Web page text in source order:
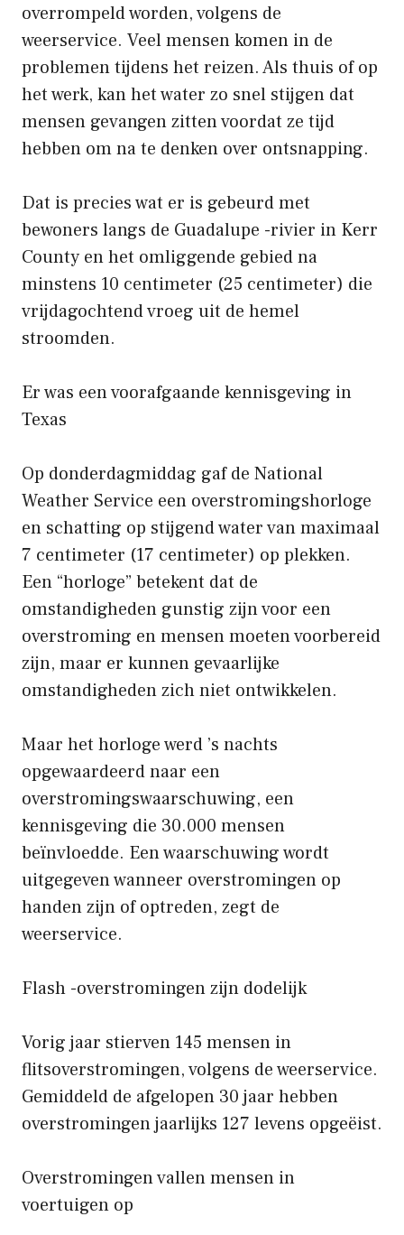
overrompeld worden, volgens de
weerservice. Veel mensen komen in de
problemen tijdens het reizen. Als thuis of op
het werk, kan het water zo snel stijgen dat
mensen gevangen zitten voordat ze tijd
hebben om na te denken over ontsnapping.
Dat is precies wat er is gebeurd met
bewoners langs de Guadalupe -rivier in Kerr
County en het omliggende gebied na
minstens 10 centimeter (25 centimeter) die
vrijdagochtend vroeg uit de hemel
stroomden.
Er was een voorafgaande kennisgeving in
Texas
Op donderdagmiddag gaf de National
Weather Service een overstromingshorloge
en schatting op stijgend water van maximaal
7 centimeter (17 centimeter) op plekken.
Een “horloge” betekent dat de
omstandigheden gunstig zijn voor een
overstroming en mensen moeten voorbereid
zijn, maar er kunnen gevaarlijke
omstandigheden zich niet ontwikkelen.
Maar het horloge werd ’s nachts
opgewaardeerd naar een
overstromingswaarschuwing, een
kennisgeving die 30.000 mensen
beïnvloedde. Een waarschuwing wordt
uitgegeven wanneer overstromingen op
handen zijn of optreden, zegt de
weerservice.
Flash -overstromingen zijn dodelijk
Vorig jaar stierven 145 mensen in
flitsoverstromingen, volgens de weerservice.
Gemiddeld de afgelopen 30 jaar hebben
overstromingen jaarlijks 127 levens opgeëist.
Overstromingen vallen mensen in
voertuigen op